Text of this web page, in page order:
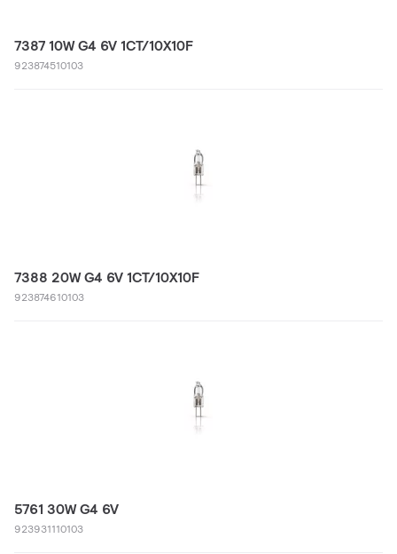
7387 10W G4 6V 1CT/10X10F
923874510103
7388 20W G4 6V 1CT/10X10F
923874610103
5761 30W G4 6V
923931110103